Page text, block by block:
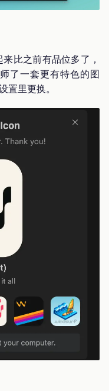
比之前有品位多了，
了一套更有特色的图
里更换。